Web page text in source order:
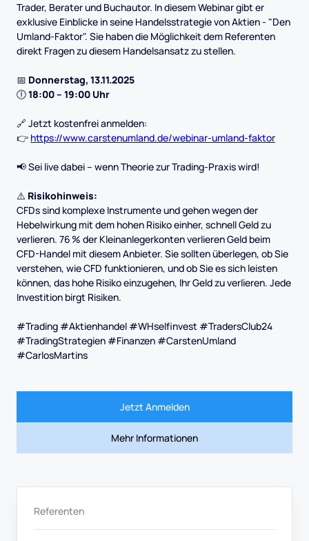
Trader, Berater und Buchautor. In diesem Webinar gibt er
exklusive Einblicke in seine Handelsstrategie von Aktien - "Den
Umland-Faktor". Sie haben die Möglichkeit dem Referenten
direkt Fragen zu diesem Handelsansatz zu stellen.
📅 Donnerstag, 13.11.2025
🕕18:00 – 19:00 Uhr
🔗 Jetzt kostenfrei anmelden:
👉 https://www.carstenumland.de/webinar-umland-faktor
📢 Sei live dabei – wenn Theorie zur Trading-Praxis wird!
⚠️ Risikohinweis:
CFDs sind komplexe Instrumente und gehen wegen der
Hebelwirkung mit dem hohen Risiko einher, schnell Geld zu
verlieren. 76 % der Kleinanlegerkonten verlieren Geld beim
CFD-Handel mit diesem Anbieter. Sie sollten überlegen, ob Sie
verstehen, wie CFD funktionieren, und ob Sie es sich leisten
können, das hohe Risiko einzugehen, Ihr Geld zu verlieren. Jede
Investition birgt Risiken.
#Trading #Aktienhandel #WHselfinvest #TradersClub24
#TradingStrategien #Finanzen #CarstenUmland
#CarlosMartins
Jetzt Anmelden
Mehr Informationen
Referenten